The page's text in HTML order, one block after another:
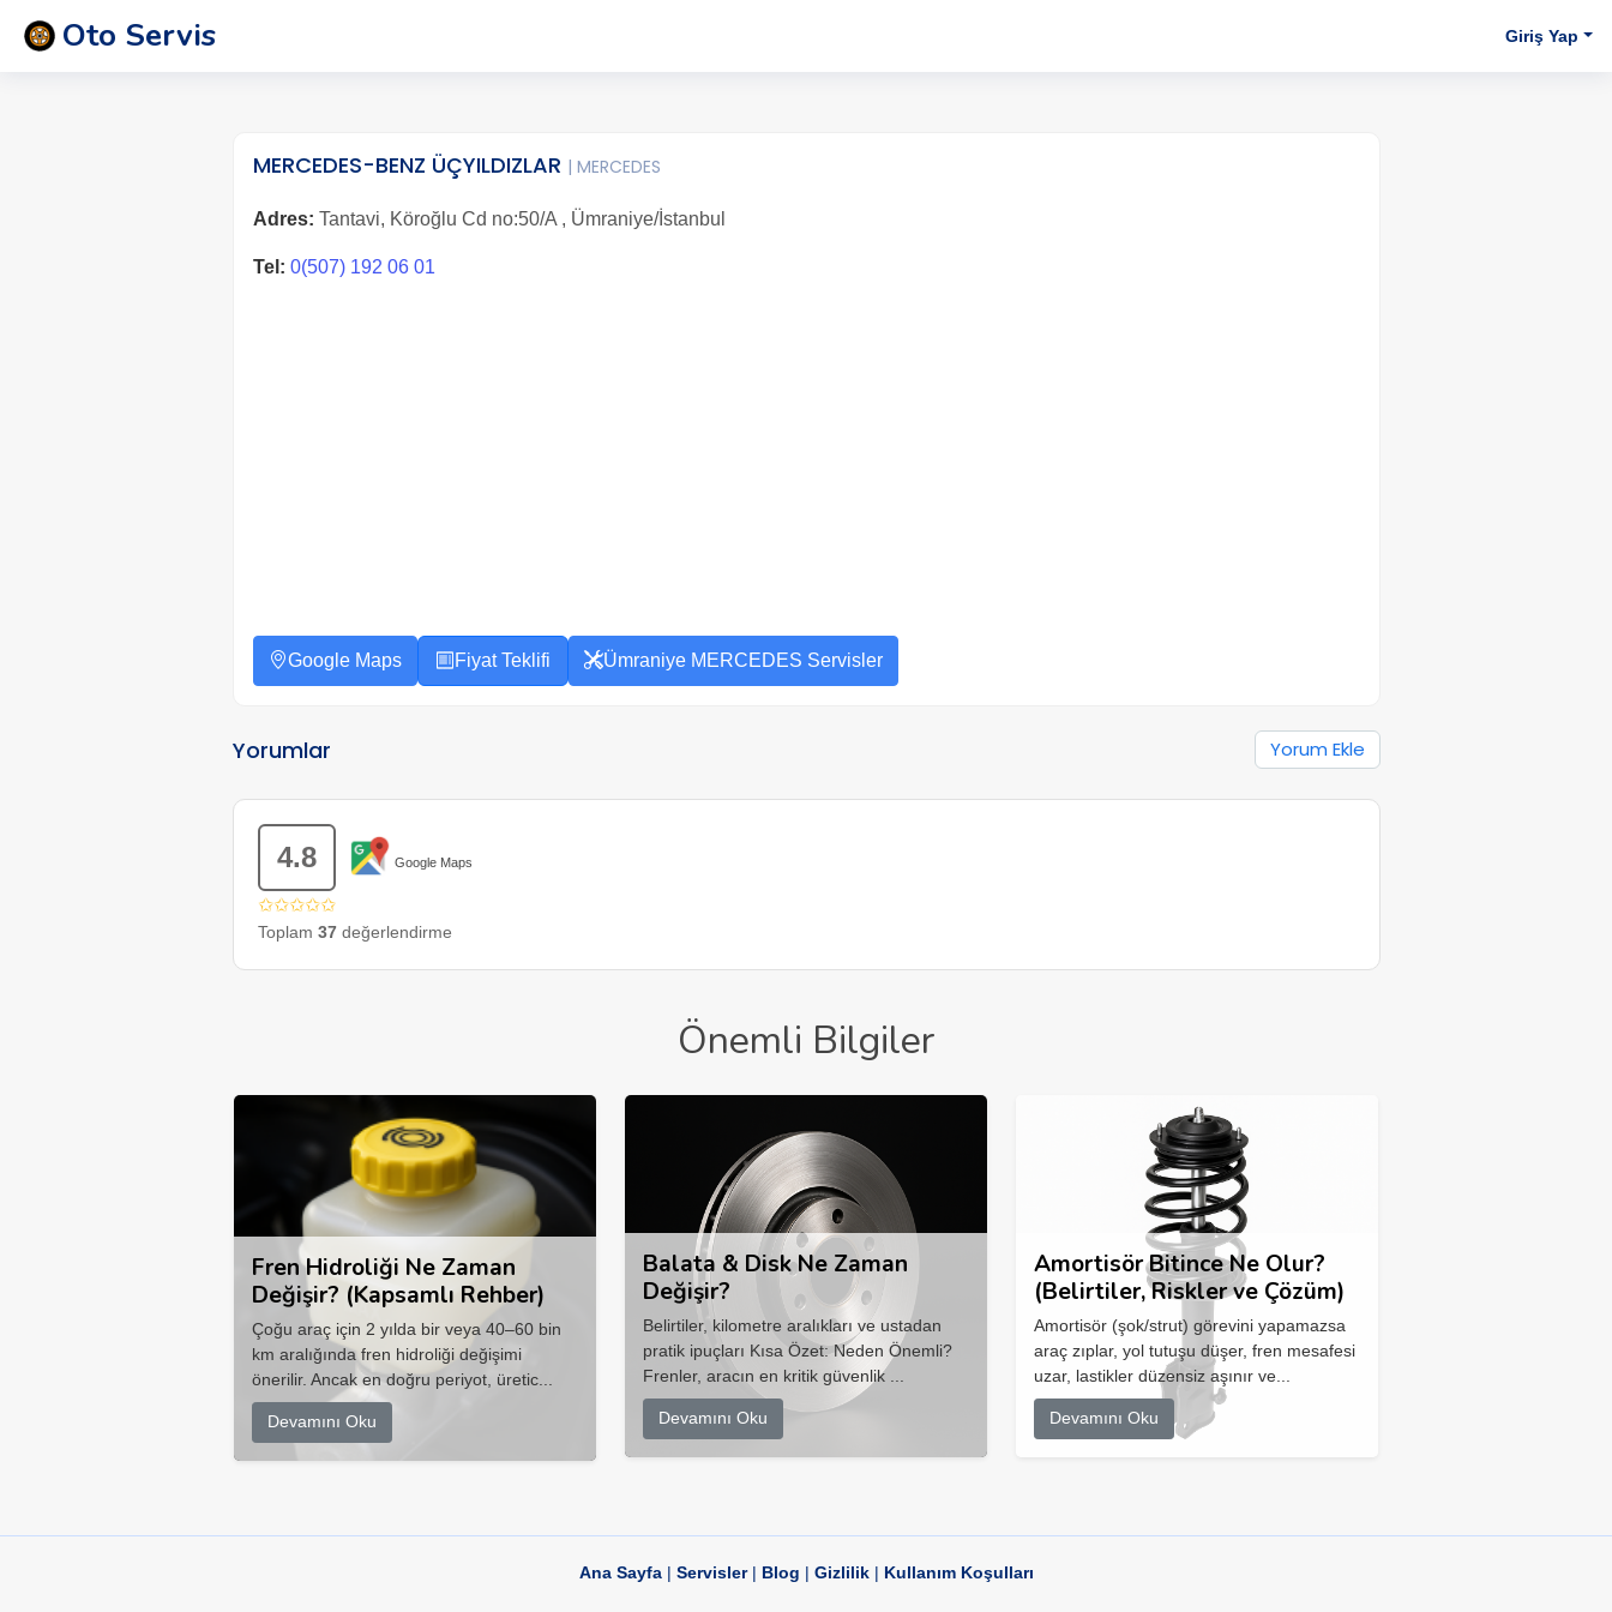
Oto Servis Giriş Yap
MERCEDES-BENZ ÜÇYILDIZLAR | MERCEDES
Adres: Tantavi, Köroğlu Cd no:50/A , Ümraniye/İstanbul
Tel: 0(507) 192 06 01
Google Maps Fiyat Teklifi Ümraniye MERCEDES Servisler
Yorumlar Yorum Ekle
4.8 Google Maps
✩✩✩✩✩
Toplam 37değerlendirme
Önemli Bilgiler
Fren Hidroliği Ne Zaman
Değişir? (Kapsamlı Rehber)
Çoğu araç için 2 yılda bir veya 40–60 bin
km aralığında fren hidroliği değişimi
önerilir. Ancak en doğru periyot, üretic...
Devamını Oku
Balata & Disk Ne Zaman
Değişir?
Belirtiler, kilometre aralıkları ve ustadan
pratik ipuçları Kısa Özet: Neden Önemli?
Frenler, aracın en kritik güvenlik ...
Devamını Oku
Amortisör Bitince Ne Olur?
(Belirtiler, Riskler ve Çözüm)
Amortisör (şok/strut) görevini yapamazsa
araç zıplar, yol tutuşu düşer, fren mesafesi
uzar, lastikler düzensiz aşınır ve...
Devamını Oku
Ana Sayfa| Servisler| Blog | Gizlilik| Kullanım Koşulları